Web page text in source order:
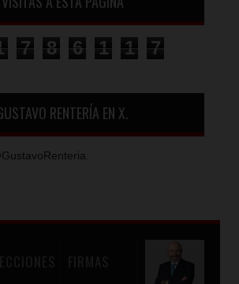
7 8 6 1 1 7
RENTERÍA EN X.